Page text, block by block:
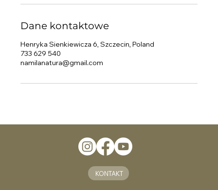
Dane kontaktowe
Henryka Sienkiewicza 6, Szczecin, Poland
733 629 540
namilanatura@gmail.com
KONTAKT